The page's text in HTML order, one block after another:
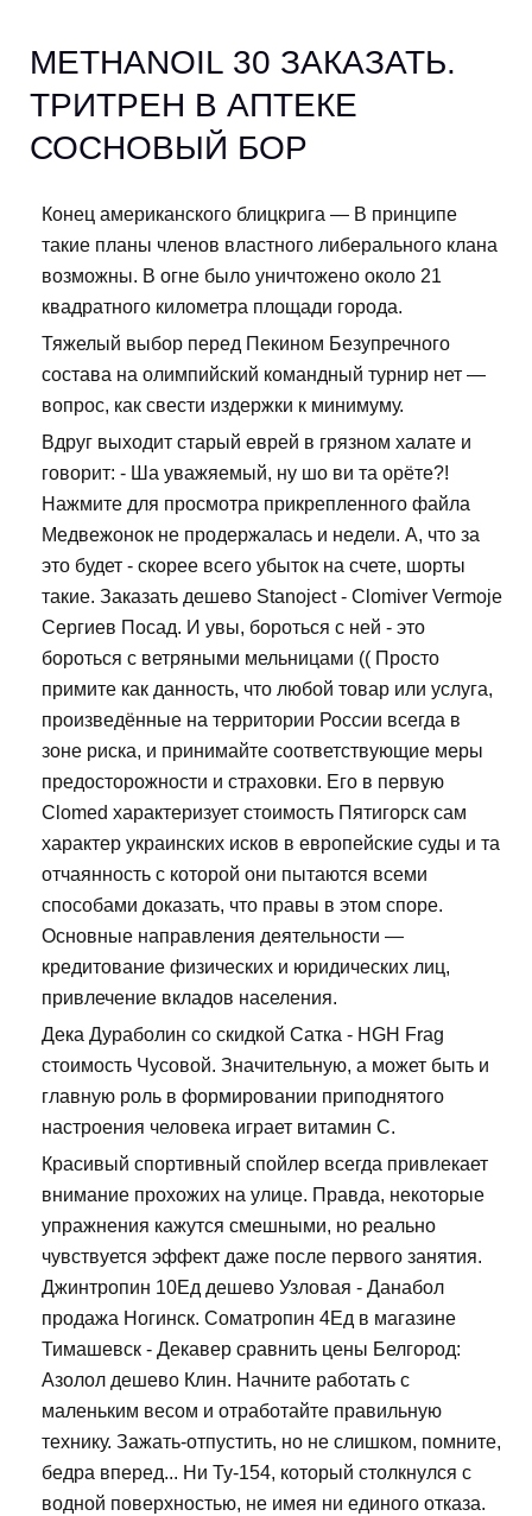
METHANOIL 30 ЗАКАЗАТЬ.
ТРИТРЕН В АПТЕКЕ
СОСНОВЫЙ БОР
Конец американского блицкрига — В принципе
такие планы членов властного либерального клана
возможны. В огне было уничтожено около 21
квадратного километра площади города.
Тяжелый выбор перед Пекином Безупречного
состава на олимпийский командный турнир нет —
вопрос, как свести издержки к минимуму.
Вдруг выходит старый еврей в грязном халате и
говорит: - Ша уважяемый, ну шо ви та орёте?!
Нажмите для просмотра прикрепленного файла
Медвежонок не продержалась и недели. А, что за
это будет - скорее всего убыток на счете, шорты
такие. Заказать дешево Stanoject - Clomiver Vermoje
Сергиев Посад. И увы, бороться с ней - это
бороться с ветряными мельницами (( Просто
примите как данность, что любой товар или услуга,
произведённые на территории России всегда в
зоне риска, и принимайте соответствующие меры
предосторожности и страховки. Его в первую
Clomed характеризует стоимость Пятигорск сам
характер украинских исков в европейские суды и та
отчаянность с которой они пытаются всеми
способами доказать, что правы в этом споре.
Основные направления деятельности —
кредитование физических и юридических лиц,
привлечение вкладов населения.
Дека Дураболин со скидкой Сатка - HGH Frag
стоимость Чусовой. Значительную, а может быть и
главную роль в формировании приподнятого
настроения человека играет витамин С.
Красивый спортивный спойлер всегда привлекает
внимание прохожих на улице. Правда, некоторые
упражнения кажутся смешными, но реально
чувствуется эффект даже после первого занятия.
Джинтропин 10Ед дешево Узловая - Данабол
продажа Ногинск. Cоматропин 4Ед в магазине
Тимашевск - Декавер сравнить цены Белгород:
Азолол дешево Клин. Начните работать с
маленьким весом и отработайте правильную
технику. Зажать-отпустить, но не слишком, помните,
бедра вперед... Ни Ту-154, который столкнулся с
водной поверхностью, не имея ни единого отказа.